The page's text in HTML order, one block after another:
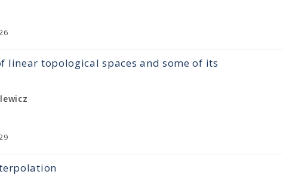
linear topological spaces and some of its